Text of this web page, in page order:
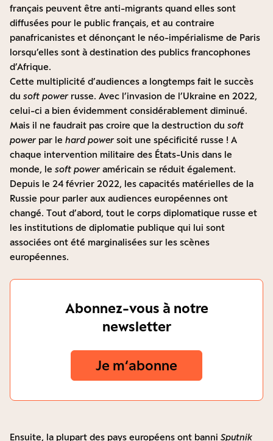
français peuvent être anti-migrants quand elles sont
diffusées pour le public français, et au contraire
panafricanistes et dénonçant le néo-impérialisme de Paris
lorsqu’elles sont à destination des publics francophones
d’Afrique.
Cette multiplicité d’audiences a longtemps fait le succès
du soft power russe. Avec l’invasion de l’Ukraine en 2022,
celui-ci a bien évidemment considérablement diminué.
Mais il ne faudrait pas croire que la destruction du soft
power par le hard power soit une spécificité russe ! A
chaque intervention militaire des États-Unis dans le
monde, le soft power américain se réduit également.
Depuis le 24 février 2022, les capacités matérielles de la
Russie pour parler aux audiences européennes ont
changé. Tout d’abord, tout le corps diplomatique russe et
les institutions de diplomatie publique qui lui sont
associées ont été marginalisées sur les scènes
européennes.
Abonnez-vous à notre
newsletter
Je m‘abonne
Ensuite, la plupart des pays européens ont banni Sputnik